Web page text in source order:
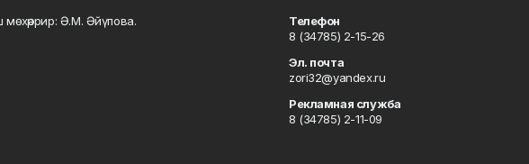
мөхәррир: Ә.М. Әйүпова.
Телефон
8 (34785) 2-15-26
Эл. почта
zori32@yandex.ru
Рекламная служба
8 (34785) 2-11-09